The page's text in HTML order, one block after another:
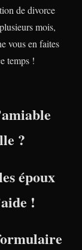
de divorce
mois,
vous en faites
temps !
?
époux
!